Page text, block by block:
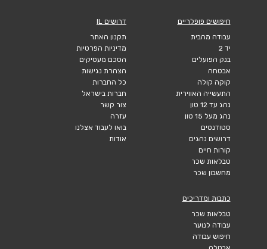
חיפושים פופלריים
עבודה מהבית
יד 2
בנק הפועלים
אבטחה
קוקה קולה
התעשייה האווירית
נהג עד 12 טון
נהג מעל 15 טון
סטודנטים
דרושים נהגים
קורות חיים
טבלאות שכר
מחשבון שכר
דרושים IL
תקנון האתר
מדיניות הפרטיות
הסכם מעסיקים
הצהרת נגישות
כל החברות
חברות בישראל
צור קשר
עזרה
בואו לעבוד אצלנו
אודות
כתבות ומדריכים
טבלאות שכר
עבודה לנוער
חיפוש עבודה